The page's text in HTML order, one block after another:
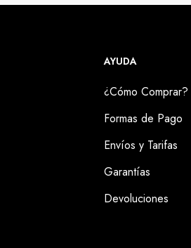
AYUDA
¿Cómo Comprar?
Formas de Pago
Envíos y Tarifas
Garantías
Devoluciones